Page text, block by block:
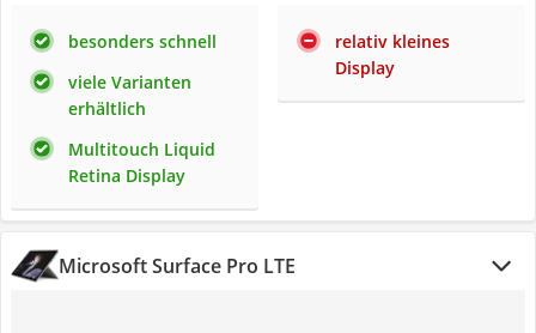
besonders schnell
viele Varianten
erhältlich
Multitouch Liquid
Retina Display
relativ kleines
Display
‎Microsoft Surface Pro LTE